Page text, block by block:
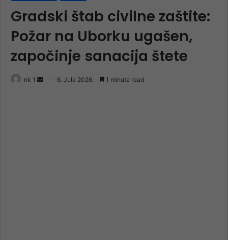
Gradski štab civilne zaštite:
Požar na Uborku ugašen,
započinje sanacija štete
nk 1
Send 6. Jula 2026. 1 minute read